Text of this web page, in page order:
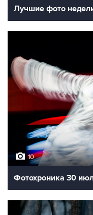
Лучшие фото
10
Фотохроника 30